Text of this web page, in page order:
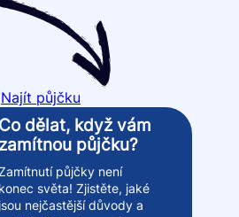
Najít půjčku
Co dělat, když vám
zamítnou půjčku?
půjčky není
konec světa! Zjistěte, jaké
jsou nejčastější důvody a